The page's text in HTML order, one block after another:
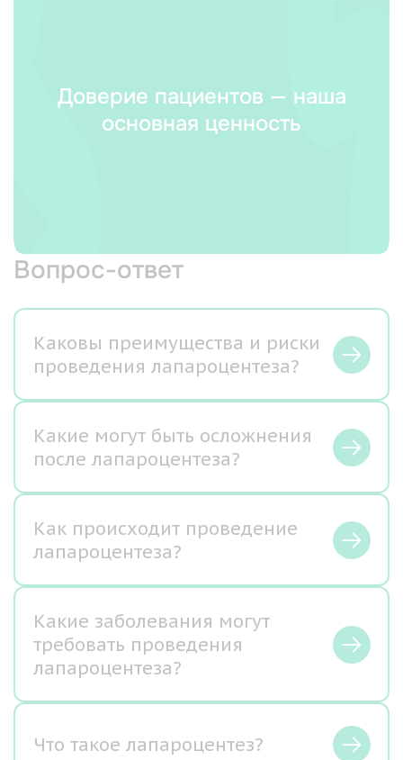
Доверие пациентов — наша
основная ценность
Вопрос-ответ
Каковы преимущества и риски
проведения лапароцентеза?
Какие могут быть осложнения
после лапароцентеза?
Как происходит проведение
лапароцентеза?
Какие заболевания могут
требовать проведения
лапароцентеза?
Что такое лапароцентез?